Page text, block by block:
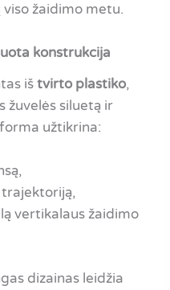
žaidimo metu.
konstrukcija
ištvirto plastiko,
žuvelės siluetą ir
užtikrina:
vertikalaus žaidimo
dizainas leidžia